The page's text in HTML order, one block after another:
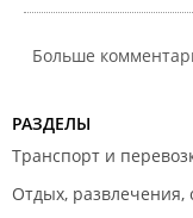
Больше
РАЗДЕЛЫ
Транспорт и
Отдых, развлечения,